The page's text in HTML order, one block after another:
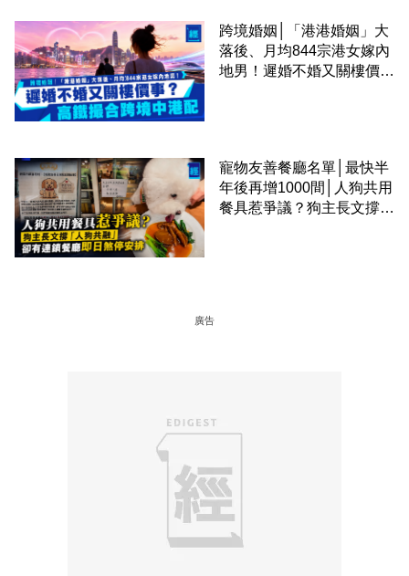
跨境婚姻│「港港婚姻」大
落後、月均844宗港女嫁內
地男！遲婚不婚又關樓價
寵物友善餐廳名單│最快半
年後再增1000間│人狗共用
餐具惹爭議？狗主長文撐
廣告